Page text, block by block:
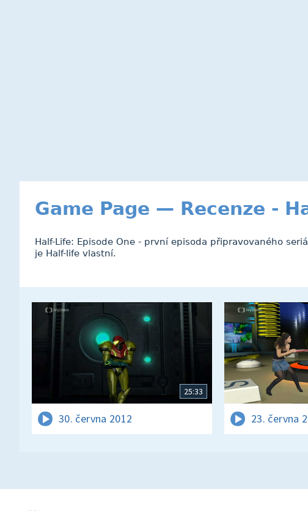
Game Page — Recenze -
Half-Life: Episode One - první episoda připravovaného
je Half-life vlastní.
25:33
30. června 2012 23. června